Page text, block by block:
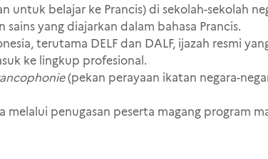
untuk belajar ke Prancis) di sekolah-sekolah
yang diajarkan dalam bahasa Prancis.
terutama DELF dan DALF, ijazah resmi
ke lingkup profesional.
(pekan perayaan ikatan negara-
penugasan peserta magang program